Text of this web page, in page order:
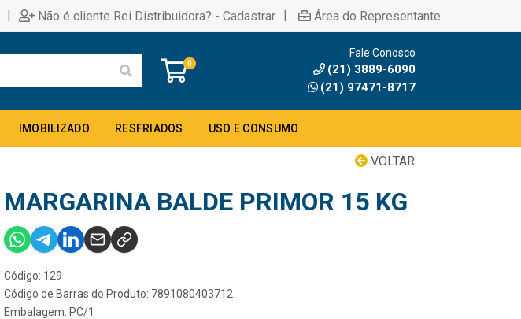
| Não é cliente Rei Distribuidora? - Cadastrar | Área do Representante
0
Fale Conosco
(21) 3889-6090
(21) 97471-8717
IMOBILIZADO RESFRIADOS USO E CONSUMO
VOLTAR
MARGARINA BALDE PRIMOR 15 KG
Código: 129
Código de Barras do Produto: 7891080403712
Embalagem: PC/1